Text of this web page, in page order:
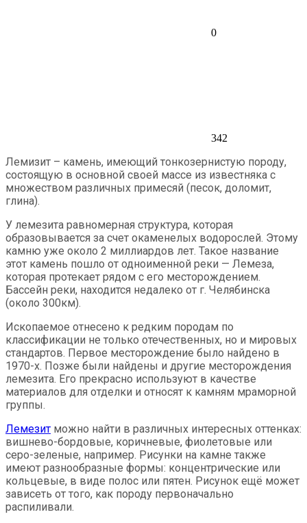
0
342
Лемизит – камень, имеющий тонкозернистую породу,
состоящую в основной своей массе из известняка с
множеством различных примесяй (песок, доломит,
глина).
У лемезита равномерная структура, которая
образовывается за счет окаменелых водорослей. Этому
камню уже около 2 миллиардов лет. Такое название
этот камень пошло от одноименной реки — Лемеза,
которая протекает рядом с его месторождением.
Бассейн реки, находится недалеко от г. Челябинска
(около 300км).
Ископаемое отнесено к редким породам по
классификации не только отечественных, но и мировых
стандартов. Первое месторождение было найдено в
1970-х. Позже были найдены и другие месторождения
лемезита. Его прекрасно используют в качестве
материалов для отделки и относят к камням мраморной
группы.
Лемезит можно найти в различных интересных оттенках:
вишнево-бордовые, коричневые, фиолетовые или
серо-зеленые, например. Рисунки на камне также
имеют разнообразные формы: концентрические или
кольцевые, в виде полос или пятен. Рисунок ещё может
зависеть от того, как породу первоначально
распиливали.